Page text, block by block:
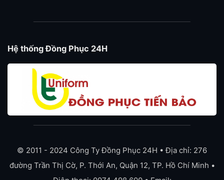
Hệ thống Đồng Phục 24H
© 2011 - 2024 Công Ty Đồng Phục 24H • Địa chỉ: 276
đường Trần Thị Cờ, P. Thới An, Quận 12, TP. Hồ Chí Minh •